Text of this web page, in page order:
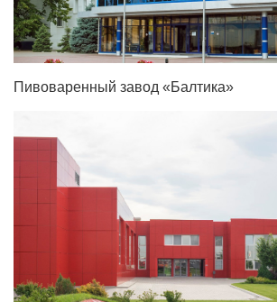
Пивоваренный завод «Балтика»